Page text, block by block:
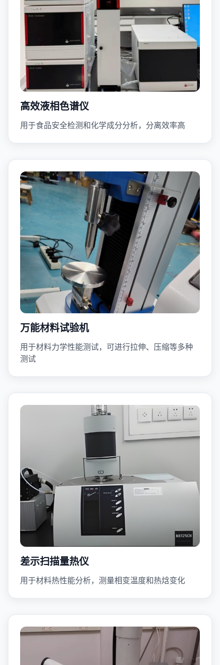
高效液相色谱仪
用于食品安全检测和化学成分分析，分离效率高
万能材料试验机
用于材料力学性能测试，可进行拉伸、压缩等多种
测试
差示扫描量热仪
用于材料热性能分析，测量相变温度和热焓变化